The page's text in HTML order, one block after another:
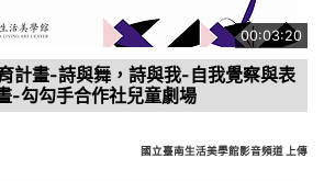
00:03:20
計畫-詩與舞，詩與我-自我覺察與表
-勾勾手合作社兒童劇場
國立臺南生活美學館影音頻道 上傳